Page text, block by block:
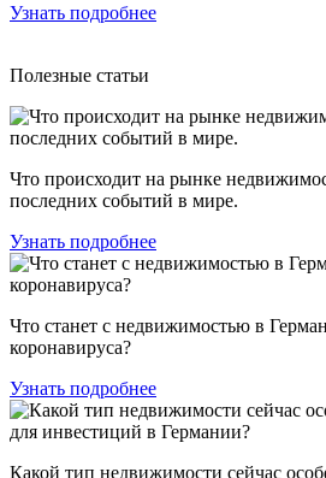
Узнать подробнее
Полезные статьи
Что происходит на рынке
последних событий в мире.
Узнать подробнее
Что станет с недвижимостью в
коронавируса?
Узнать подробнее
Какой тип недвижимости сейчас